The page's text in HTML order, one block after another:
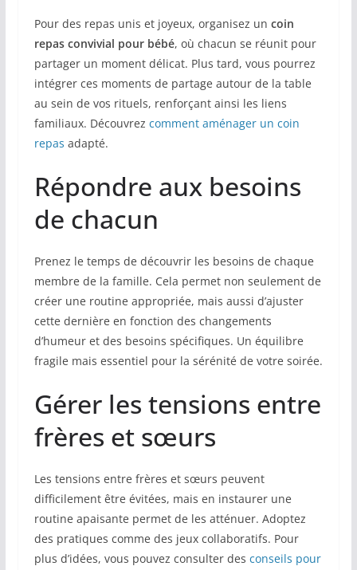
Pour des repas unis et joyeux, organisez un coin
repas convivial pour bébé, où chacun se réunit pour
partager un moment délicat. Plus tard, vous pourrez
intégrer ces moments de partage autour de la table
au sein de vos rituels, renforçant ainsi les liens
familiaux. Découvrez comment aménager un coin
repas adapté.
Répondre aux besoins
de chacun
Prenez le temps de découvrir les besoins de chaque
membre de la famille. Cela permet non seulement de
créer une routine appropriée, mais aussi d’ajuster
cette dernière en fonction des changements
d’humeur et des besoins spécifiques. Un équilibre
fragile mais essentiel pour la sérénité de votre soirée.
Gérer les tensions entre
frères et sœurs
Les tensions entre frères et sœurs peuvent
difficilement être évitées, mais en instaurer une
routine apaisante permet de les atténuer. Adoptez
des pratiques comme des jeux collaboratifs. Pour
plus d’idées, vous pouvez consulter des conseils pour